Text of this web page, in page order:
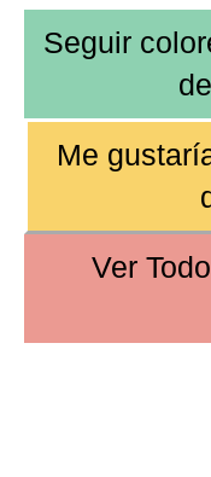
Seguir
de
Me
Ver